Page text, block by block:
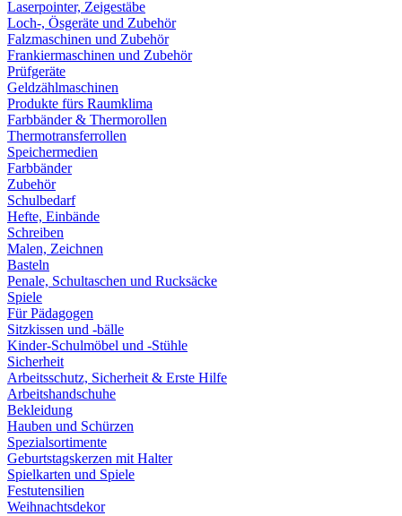
Laserpointer, Zeigestäbe
Loch-, Ösgeräte und Zubehör
Falzmaschinen und Zubehör
Frankiermaschinen und Zubehör
Prüfgeräte
Geldzählmaschinen
Produkte fürs Raumklima
Farbbänder & Thermorollen
Thermotransferrollen
Speichermedien
Farbbänder
Zubehör
Schulbedarf
Hefte, Einbände
Schreiben
Malen, Zeichnen
Basteln
Penale, Schultaschen und Rucksäcke
Spiele
Für Pädagogen
Sitzkissen und -bälle
Kinder-Schulmöbel und -Stühle
Sicherheit
Arbeitsschutz, Sicherheit & Erste Hilfe
Arbeitshandschuhe
Bekleidung
Hauben und Schürzen
Spezialsortimente
Geburtstagskerzen mit Halter
Spielkarten und Spiele
Festutensilien
Weihnachtsdekor